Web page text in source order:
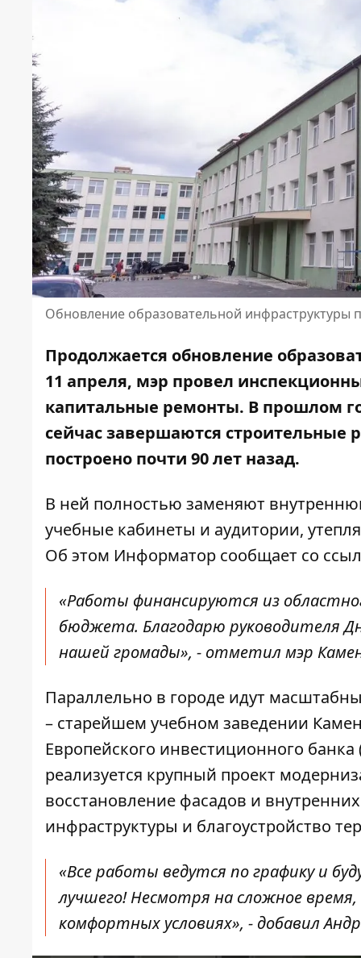
Обновление образовательной инфраструктуры
Продолжается обновление
11 апреля, мэр провел
капитальные ремонты. В прошлом
сейчас завершаются строительные
построено почти 90 лет назад.
В ней полностью заменяют
учебные кабинеты и аудитории,
Об этом Информатор сообщает со
«Работы финансируются из
бюджета. Благодарю руководителя
нашей громады», - отметил мэр
Параллельно в городе идут
– старейшем учебном заведении
Европейского инвестиционного
реализуется крупный проект
восстановление фасадов и
инфраструктуры и благоустройство
«Все работы ведутся по графику и
лучшего! Несмотря на сложное
комфортных условиях», - добавил